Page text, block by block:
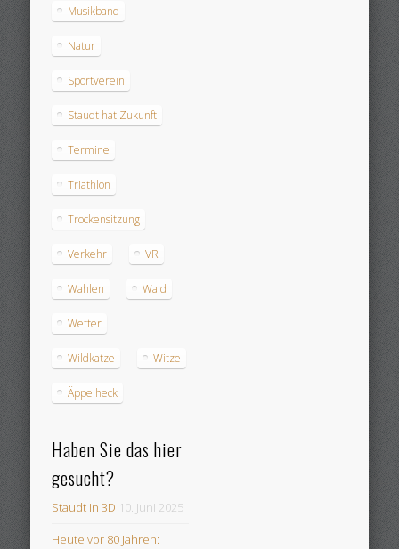
Musikband
Natur
Sportverein
Staudt hat Zukunft
Termine
Triathlon
Trockensitzung
Verkehr VR
Wahlen Wald
Wetter
Wildkatze Witze
Äppelheck
Haben Sie das hier
gesucht?
Staudt in 3D 10. Juni 2025
Heute vor 80 Jahren: